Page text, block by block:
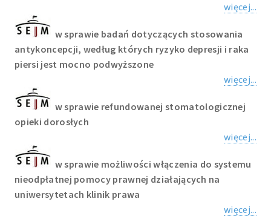
więcej...
w sprawie badań dotyczących stosowania
antykoncepcji, według których ryzyko depresji i raka
piersi jest mocno podwyższone
więcej...
w sprawie refundowanej stomatologicznej
opieki dorosłych
więcej...
w sprawie możliwości włączenia do systemu
nieodpłatnej pomocy prawnej działających na
uniwersytetach klinik prawa
więcej...